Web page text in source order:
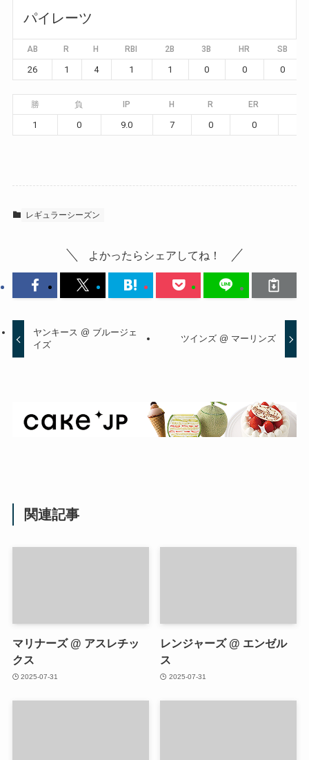
パイレーツ
AB R H RBI 2B 3B HR SB
26 1 4 1 1 0 0 0
勝 負 IP H R ER
1 0 9.0 7 0 0
レギュラーシーズン
よかったらシェアしてね！
ヤンキース @ ブルージェ
イズ
ツインズ @ マーリンズ
関連記事
マリナーズ @ アスレチッ
クス
2025-07-31
レンジャーズ @ エンゼル
ス
2025-07-31